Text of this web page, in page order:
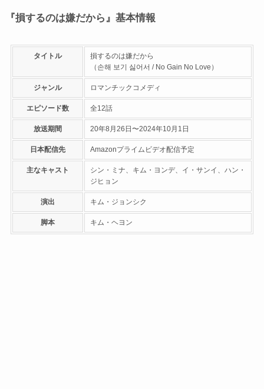
『損するのは嫌だから』基本情報
タイトル
損するのは嫌だから
（손해 보기 싫어서 / No Gain No Love）
ジャンル ロマンチックコメディ
エピソード数 全12話
放送期間 20年8月26日〜2024年10月1日
日本配信先 Amazonプライムビデオ配信予定
主なキャスト
シン・ミナ、キム・ヨンデ、イ・サンイ、ハン・
ジヒョン
演出 キム・ジョンシク
脚本 キム・ヘヨン